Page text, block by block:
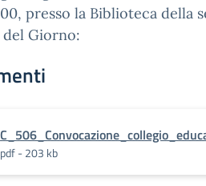
presso la Biblioteca della
Giorno:
pdf - 203 kb